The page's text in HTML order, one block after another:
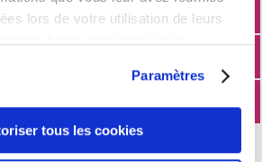
lors de votre utilisation de leurs
Paramètres
tous les cookies
mariage est à retirer en